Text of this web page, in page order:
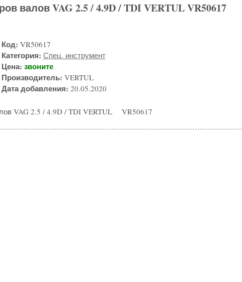
валов VAG 2.5 / 4.9D / TDI VERTUL VR50617
Код: VR50617
Категория: Спец. инструмент
Цена: звоните
Производитель: VERTUL
Дата добавления: 20.05.2020
VAG 2.5 / 4.9D / TDI VERTUL VR50617